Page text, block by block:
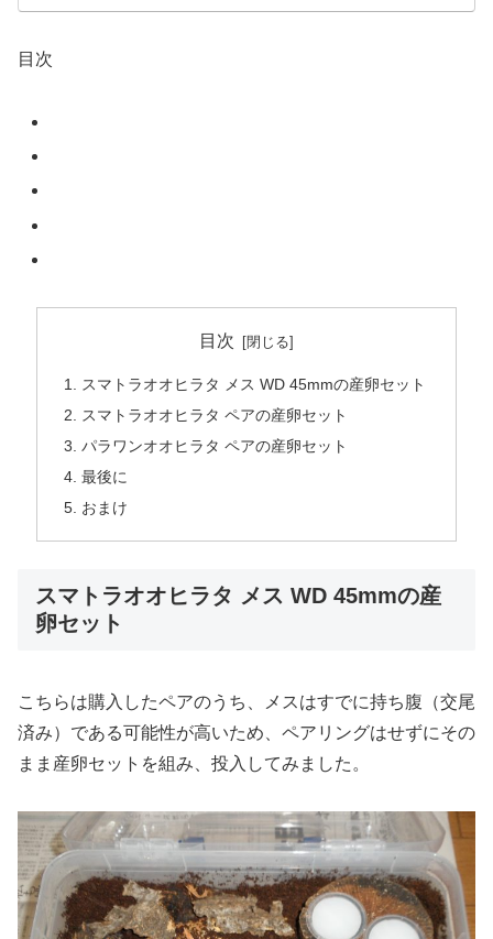
目次
目次
スマトラオオヒラタ メス WD 45mmの産卵セット
スマトラオオヒラタ ペアの産卵セット
パラワンオオヒラタ ペアの産卵セット
最後に
おまけ
スマトラオオヒラタ メス WD 45mmの産
卵セット
こちらは購入したペアのうち、メスはすでに持ち腹（交尾
済み）である可能性が高いため、ペアリングはせずにその
まま産卵セットを組み、投入してみました。